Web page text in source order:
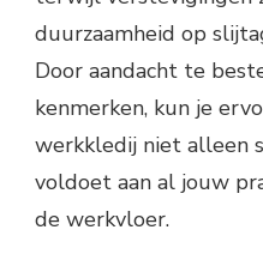
duurzaamheid op
Door aandacht te
kenmerken, kun je
werkkledij niet alleen
voldoet aan al jouw
de werkvloer.